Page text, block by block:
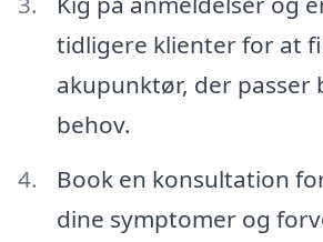
tidligere klienter for at
akupunktør, der passer
behov.
Book en konsultation
dine symptomer og